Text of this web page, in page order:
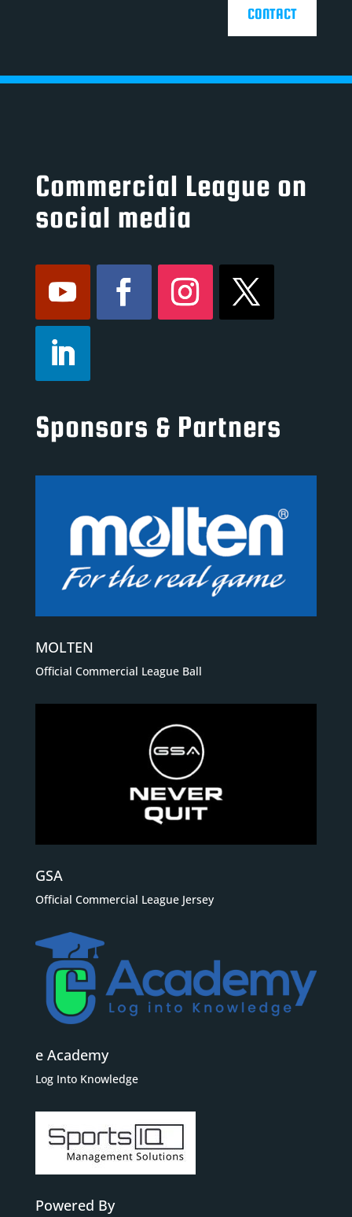
CONTACT
Commercial League on
social media
Sponsors & Partners
MOLTEN
Official Commercial League Ball
GSA
Official Commercial League Jersey
e Academy
Log Into Knowledge
Powered By